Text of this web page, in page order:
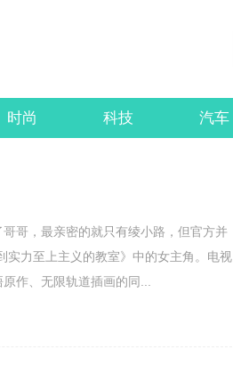
时尚 科技 汽车
哥，最亲密的就只有绫小路，但官方并
实力至上主义的教室》中的女主角。电视
作、无限轨道插画的同...